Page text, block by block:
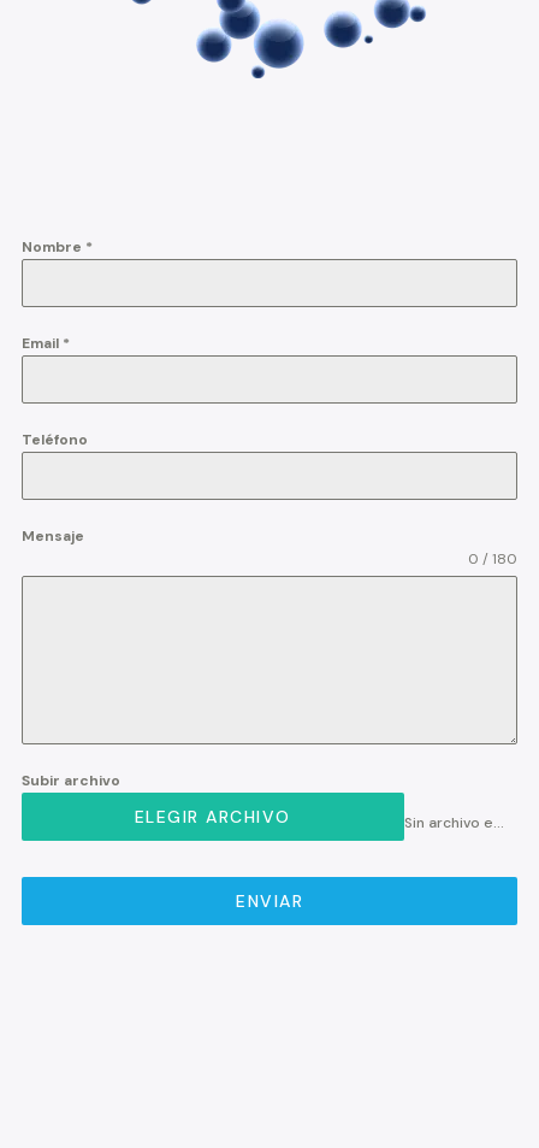
Nombre *
Email *
Teléfono
Mensaje
0 / 180
Subir archivo
ELEGIR ARCHIVO Sin archivo elegido
ENVIAR